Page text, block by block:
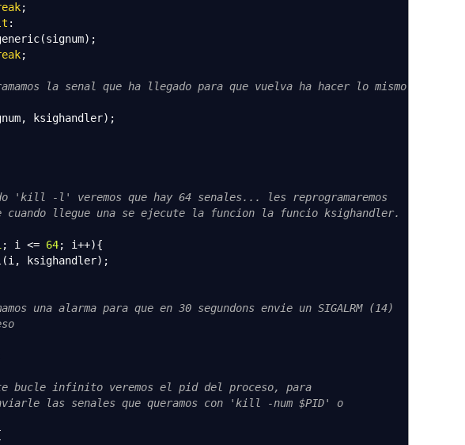
;
:
(signum) ;
;
la senal que ha llegado para que vuelva ha hacer lo mismo
, ksighandler) ;
'kill -l' veremos que hay 64 senales... les reprogramaremos
llegue una se ejecute la funcion la funcio ksighandler.
; i <= 64; i++){
(i , ksighandler) ;
una alarma para que en 30 segundons envie un SIGALRM (14)
bucle infinito veremos el pid del proceso, para
las senales que queramos con 'kill -num $PID' o